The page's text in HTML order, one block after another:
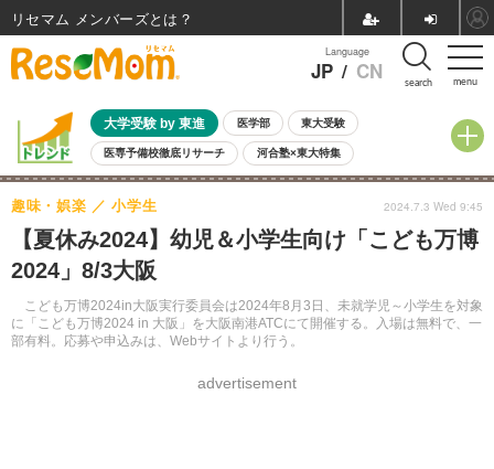
menu
Language
JP / CN search
大学受験 by 東進 医学部 東大受験
医専予備校徹底リサーチ 河合塾×東大特集
親子で考える大学選び 高校受験 中学受験 小学校受験
共通テスト 夏休み
8月開催イベント・WS 全国公立高校 過去問 人気記事
自由研究教材（小学生向け）
【夏休み2024】幼児＆小学生向け「こども万博
2024」8/3大阪
こども万博2024in大阪実行委員会は2024年8月3日、未就学児～小学生を対象
に「こども万博2024 in 大阪」を大阪南港ATCにて開催する。入場は無料で、一
部有料。応募や申込みは、Webサイトより行う。
趣味・娯楽 小学生
advertisement
2024.7.3 Wed 9:45
リセマム メンバーズ